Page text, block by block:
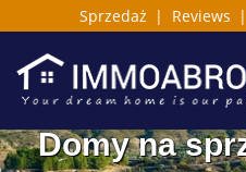
Sprzedaż | Reviews |
Domy na